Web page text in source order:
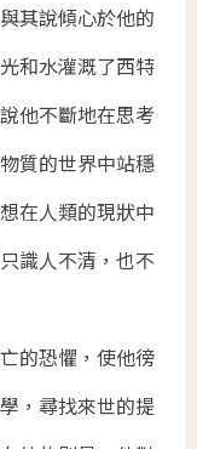
其說傾心於他的
和水灌溉了西特
他不斷地在思考
質的世界中站穩
在人類的現狀中
識人不清，也不
的恐懼，使他徬
，尋找來世的提